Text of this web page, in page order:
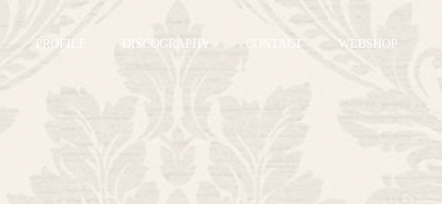
PROFILE DISCOGRAPHY CONTACT WEBSHOP